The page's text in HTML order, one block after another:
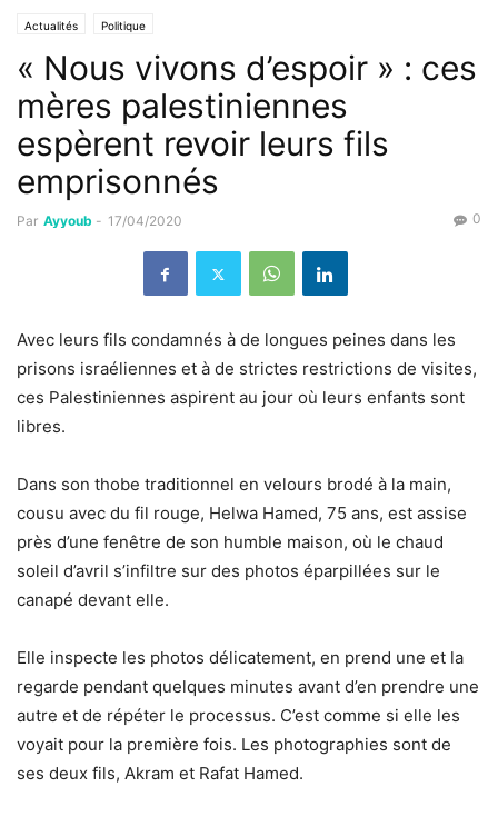
Actualités Politique
« Nous vivons d’espoir » : ces
mères palestiniennes
espèrent revoir leurs fils
emprisonnés
Par Ayyoub - 17/04/2020 0
Avec leurs fils condamnés à de longues peines dans les
prisons israéliennes et à de strictes restrictions de visites,
ces Palestiniennes aspirent au jour où leurs enfants sont
libres.
Dans son thobe traditionnel en velours brodé à la main,
cousu avec du fil rouge, Helwa Hamed, 75 ans, est assise
près d’une fenêtre de son humble maison, où le chaud
soleil d’avril s’infiltre sur des photos éparpillées sur le
canapé devant elle.
Elle inspecte les photos délicatement, en prend une et la
regarde pendant quelques minutes avant d’en prendre une
autre et de répéter le processus. C’est comme si elle les
voyait pour la première fois. Les photographies sont de
ses deux fils, Akram et Rafat Hamed.